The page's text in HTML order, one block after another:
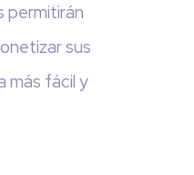
permitirán
sus
más fácil y